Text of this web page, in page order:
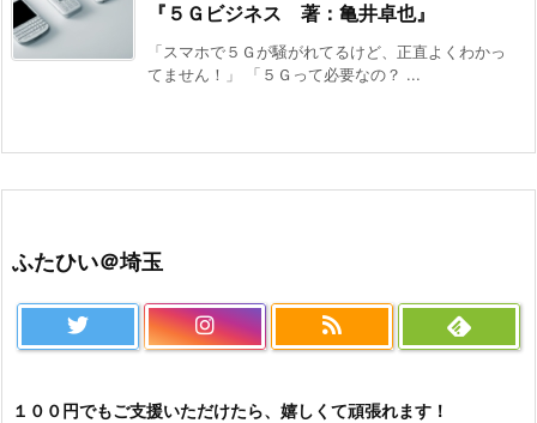
『５Ｇビジネス 著：亀井卓也』
「スマホで５Ｇが騒がれてるけど、正直よくわかっ
てません！」 「５Ｇって必要なの？ ...
ふたひい＠埼玉
１００円でもご支援いただけたら、嬉しくて頑張れます！